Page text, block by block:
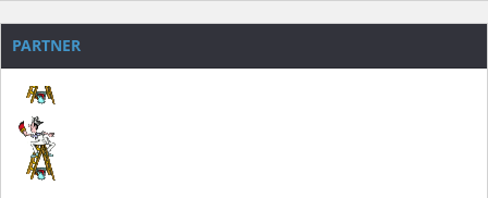
PARTNER